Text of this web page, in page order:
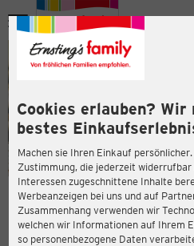
Cookies erlauben?
bestes
Machen sie Ihren Einkauf
Zustimmung, die jederzeit
Interessen zugeschnittene Inhalte
Werbeanzeigen bei uns und auf
Zusammenhang verwenden wir
welchen wir Informationen auf Ihrem
so personenbezogene Daten
Menü
ERNSTING'S
Alte